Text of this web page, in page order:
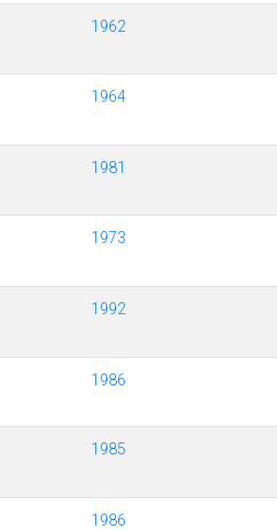
1962
1964
1981
1973
1992
1986
1985
1986